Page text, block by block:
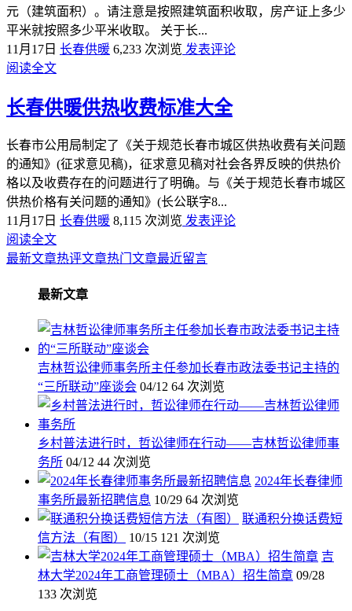
元（建筑面积）。请注意是按照建筑面积收取，房产证上多少
平米就按照多少平米收取。 关于长...
11月17日 长春供暖 6,233 次浏览 发表评论
阅读全文
长春供暖供热收费标准大全
长春市公用局制定了《关于规范长春市城区供热收费有关问题
的通知》(征求意见稿)，征求意见稿对社会各界反映的供热价
格以及收费存在的问题进行了明确。与《关于规范长春市城区
供热价格有关问题的通知》(长公联字8...
11月17日 长春供暖 8,115 次浏览 发表评论
阅读全文
最新文章热评文章热门文章最近留言
最新文章
吉林哲讼律师事务所主任参加长春市政法委书记主持的
“三所联动”座谈会 04/12 64 次浏览
乡村普法进行时，哲讼律师在行动——吉林哲讼律师事
务所 04/12 44 次浏览
2024年长春律师
事务所最新招聘信息 10/29 64 次浏览
联通积分换话费短
信方法（有图）
10/15 121 次浏览
吉
林大学2024年工商管理硕士（MBA）招生简章 09/28
133 次浏览